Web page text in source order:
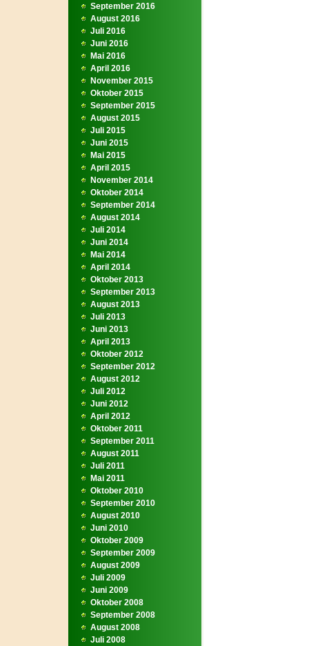
September 2016
August 2016
Juli 2016
Juni 2016
Mai 2016
April 2016
November 2015
Oktober 2015
September 2015
August 2015
Juli 2015
Juni 2015
Mai 2015
April 2015
November 2014
Oktober 2014
September 2014
August 2014
Juli 2014
Juni 2014
Mai 2014
April 2014
Oktober 2013
September 2013
August 2013
Juli 2013
Juni 2013
April 2013
Oktober 2012
September 2012
August 2012
Juli 2012
Juni 2012
April 2012
Oktober 2011
September 2011
August 2011
Juli 2011
Mai 2011
Oktober 2010
September 2010
August 2010
Juni 2010
Oktober 2009
September 2009
August 2009
Juli 2009
Juni 2009
Oktober 2008
September 2008
August 2008
Juli 2008